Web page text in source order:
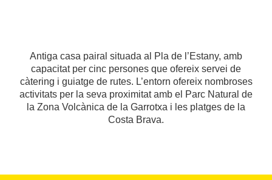
Antiga casa pairal situada al Pla de l’Estany, amb
capacitat per cinc persones que ofereix servei de
càtering i guiatge de rutes. L’entorn ofereix nombroses
activitats per la seva proximitat amb el Parc Natural de
la Zona Volcànica de la Garrotxa i les platges de la
Costa Brava.